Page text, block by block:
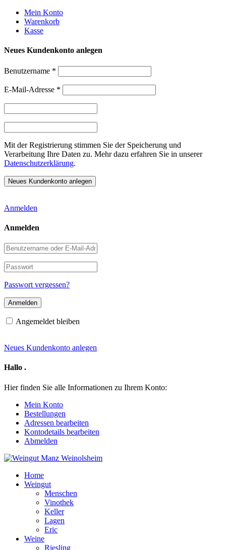
Weiter
zum
Inhalt
Mein Konto
Warenkorb
Kasse
Neues Kundenkonto anlegen
Benutzername *
E-Mail-Adresse *
Mit der Registrierung stimmen Sie der Speicherung und
Verarbeitung Ihre Daten zu. Mehr dazu erfahren Sie in unserer
Datenschutzerklärung.
Anmelden
Anmelden
Benutzername
oder
E-
Mail-
Adresse
Passwort
Passwort vergessen?
Angemeldet bleiben
Neues Kundenkonto anlegen
Hallo .
Hier finden Sie alle Informationen zu Ihrem Konto:
Mein Konto
Bestellungen
Adressen bearbeiten
Kontodetails bearbeiten
Abmelden
Home
Weingut
Menschen
Vinothek
Keller
Lagen
Eric
Weine
Riesling